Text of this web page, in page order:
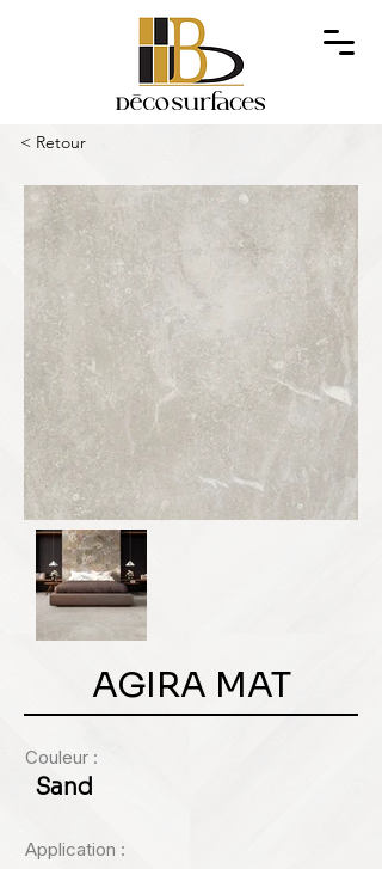
< Retour
AGIRA MAT
Couleur :
Sand
Application :